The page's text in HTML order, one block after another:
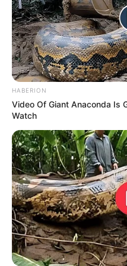
RMC : 11 – 2 – 3 – 14 – 6 – 9
Tiercé-Magazine : 2 – 3 – 6
Tropiques-FM : 2 – 3 – 11 –
Turfomania : 13 – 11 – 6 – 2
ZEturf.fr : 3 – 6 – 11 – 9 – 2
Découvrez encore plus de
complet du jour
Votre premier pari?
Si c’est une première pour
lisez ceci!
MEILLEURES
HABERION
Video Of Giant Anaconda Is
Watch